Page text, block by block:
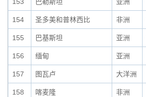
154 圣多美和普林西比 非洲
155 巴基斯坦 亚洲
156 缅甸 亚洲
157 图瓦卢 大洋洲
158 喀麦隆 非洲